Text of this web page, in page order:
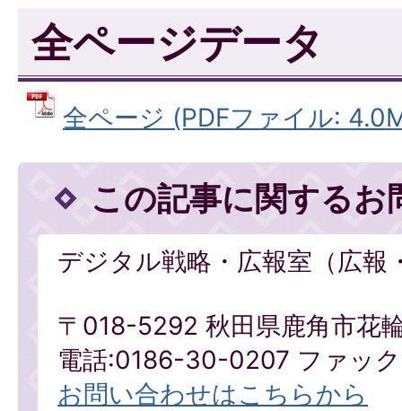
全ページデータ
全ページ (PDFファイル:
この記事に関するお
デジタル戦略・広報室（広報
〒018-5292 秋田県鹿角市花
電話:0186-30-0207 ファッ
お問い合わせはこちらから